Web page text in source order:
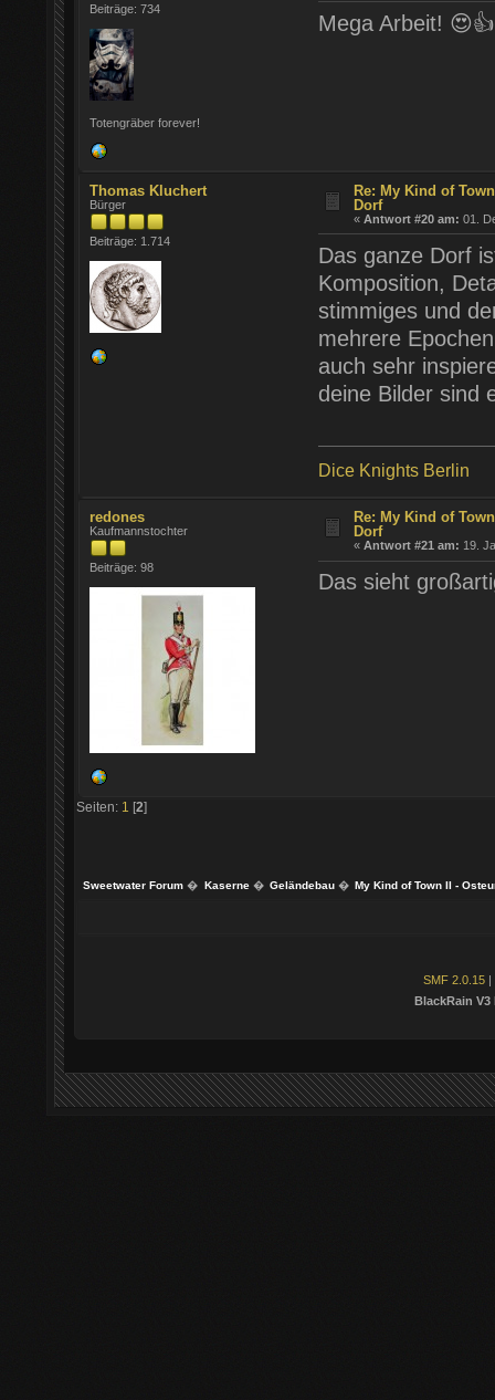
Beiträge: 734
Totengräber forever!
Mega Arbeit! 😍👍
Thomas Kluchert
Bürger
Beiträge: 1.714
Re: My Kind of
Dorf
«Antwort #20 am: 01.
Das ganze Dorf
Komposition,
stimmiges und
mehrere
auch sehr
deine Bilder sind
Dice Knights Berlin
redones
Kaufmannstochter
Beiträge: 98
Re: My Kind of
Dorf
«Antwort #21 am: 19.
Das sieht
Seiten: 1 [2]
Sweetwater Forum � Kaserne� Geländebau� My Kind of Town II -
SMF 2.0.15
BlackRain V3